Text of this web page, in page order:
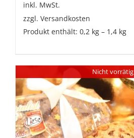
inkl. MwSt.
zzgl. Versandkosten
Produkt enthält: 0,2 kg – 1,4 kg
Nicht vorrätig